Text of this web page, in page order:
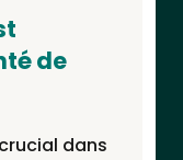
de
dans